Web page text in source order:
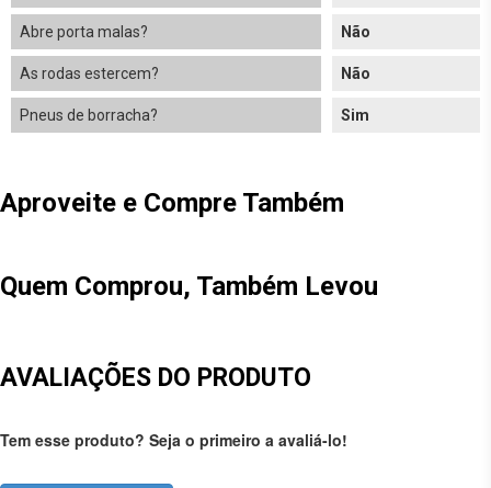
Abre porta malas? Não
As rodas estercem? Não
Pneus de borracha? Sim
Aproveite e Compre Também
Quem Comprou, Também Levou
AVALIAÇÕES DO PRODUTO
Tem esse produto? Seja o primeiro a avaliá-lo!